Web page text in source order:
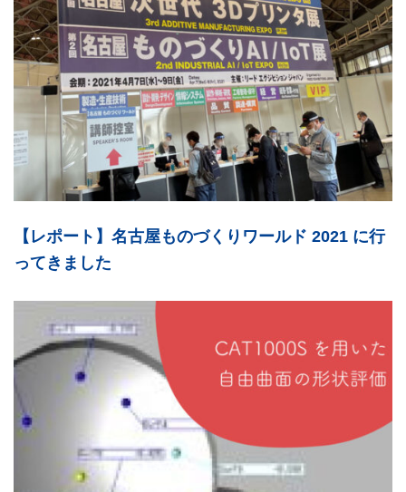
【レポート】名古屋ものづくりワールド 2021 に行
ってきました